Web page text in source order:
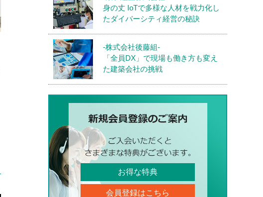
身の丈 IoTで多様な人材を戦力化し
たダイバーシティ経営の秘訣
-株式会社後藤組-
「全員DX」で現場も働き方も変え
た建築会社の挑戦
お得な特典
会員登録はこちら